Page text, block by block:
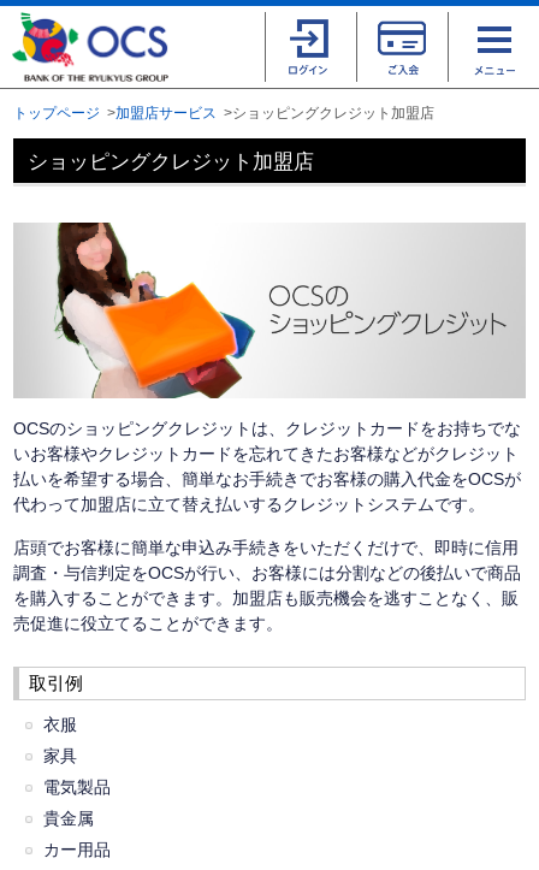
トップページ 加盟店サービス ショッピングクレジット加盟店
ショッピングクレジット加盟店
OCSのショッピングクレジットは、クレジットカードをお持ちでな
いお客様やクレジットカードを忘れてきたお客様などがクレジット
払いを希望する場合、簡単なお手続きでお客様の購入代金をOCSが
代わって加盟店に立て替え払いするクレジットシステムです。
店頭でお客様に簡単な申込み手続きをいただくだけで、即時に信用
調査・与信判定をOCSが行い、お客様には分割などの後払いで商品
を購入することができます。加盟店も販売機会を逃すことなく、販
売促進に役立てることができます。
取引例
衣服
家具
電気製品
貴金属
カー用品